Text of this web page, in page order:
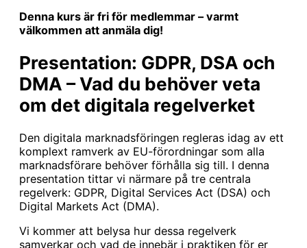
Denna kurs är fri för medlemmar – varmt
välkommen att anmäla dig!
Presentation: GDPR, DSA och
DMA – Vad du behöver veta
om det digitala regelverket
Den digitala marknadsföringen regleras idag av ett
komplext ramverk av EU-förordningar som alla
marknadsförare behöver förhålla sig till. I denna
presentation tittar vi närmare på tre centrala
regelverk: GDPR, Digital Services Act (DSA) och
Digital Markets Act (DMA).
Vi kommer att belysa hur dessa regelverk
samverkar och vad de innebär i praktiken för er